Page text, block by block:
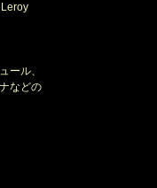
ール、
などの